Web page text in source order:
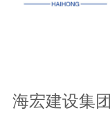
海宏建设集团